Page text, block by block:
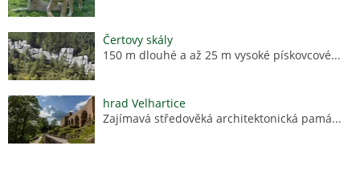
Čertovy skály
150 m dlouhé a až 25 m vysoké pískovcové...
hrad Velhartice
Zajímavá středověká architektonická pamá...